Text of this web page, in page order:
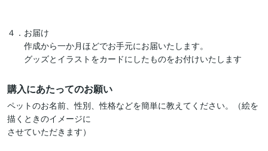
４．お届け
作成から一か月ほどでお手元にお届いたします。
購入にあたってのお願い
ペットのお名前、性別、性格などを簡単に教えてください。（絵を
描くときのイメージに
させていただきます）